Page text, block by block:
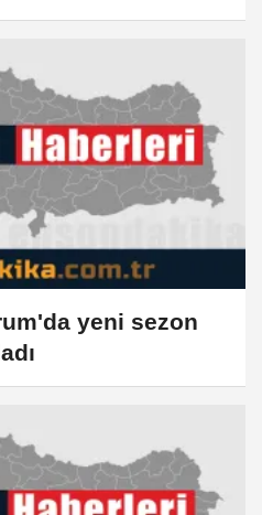
yeni sezon